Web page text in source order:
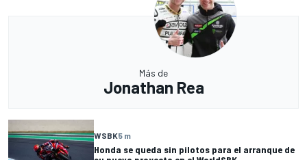
Más de
Jonathan Rea
WSBK5 m
Honda se queda sin pilotos para el arranque de